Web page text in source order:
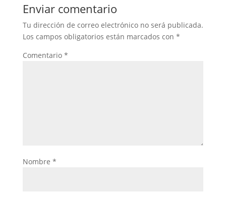
Enviar comentario
Tu dirección de correo electrónico no será publicada.
Los campos obligatorios están marcados con *
Comentario *
Nombre *